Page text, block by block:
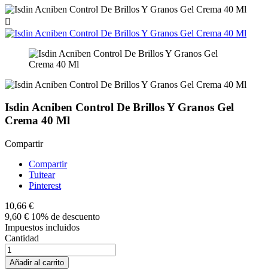

Isdin Acniben Control De Brillos Y Granos Gel
Crema 40 Ml
Compartir
Compartir
Tuitear
Pinterest
10,66 €
9,60 € 10% de descuento
Impuestos incluidos
Cantidad
Añadir al carrito